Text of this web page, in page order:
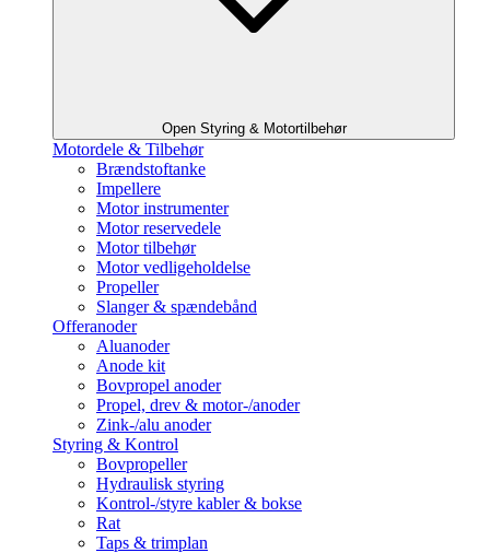
Open Styring & Motortilbehør
Motordele & Tilbehør
Brændstoftanke
Impellere
Motor instrumenter
Motor reservedele
Motor tilbehør
Motor vedligeholdelse
Propeller
Slanger & spændebånd
Offeranoder
Aluanoder
Anode kit
Bovpropel anoder
Propel, drev & motor-/anoder
Zink-/alu anoder
Styring & Kontrol
Bovpropeller
Hydraulisk styring
Kontrol-/styre kabler & bokse
Rat
Taps & trimplan